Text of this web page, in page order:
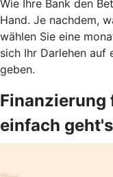
Wie Ihre Bank den
Hand. Je nachdem,
wählen Sie eine
sich Ihr Darlehen auf
geben.
Finanzierung
einfach geht's